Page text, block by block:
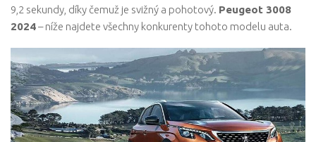
9,2 sekundy, díky čemuž je svižný a pohotový. Peugeot 3008
2024– níže najdete všechny konkurenty tohoto modelu auta.